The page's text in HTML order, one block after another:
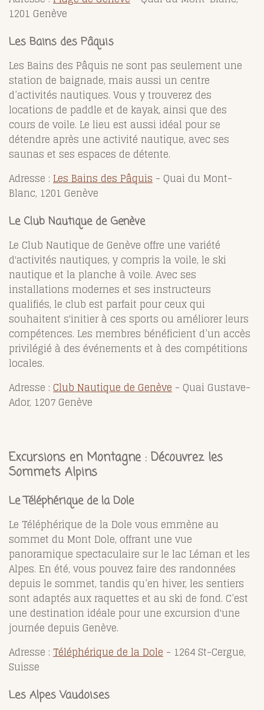
1201 Genève
Les Bains des Pâquis
Les Bains des Pâquis ne sont pas seulement une
station de baignade, mais aussi un centre
d’activités nautiques. Vous y trouverez des
locations de paddle et de kayak, ainsi que des
cours de voile. Le lieu est aussi idéal pour se
détendre après une activité nautique, avec ses
saunas et ses espaces de détente.
Adresse : Les Bains des Pâquis - Quai du Mont-
Blanc, 1201 Genève
Le Club Nautique de Genève
Le Club Nautique de Genève offre une variété
d'activités nautiques, y compris la voile, le ski
nautique et la planche à voile. Avec ses
installations modernes et ses instructeurs
qualifiés, le club est parfait pour ceux qui
souhaitent s'initier à ces sports ou améliorer leurs
compétences. Les membres bénéficient d’un accès
privilégié à des événements et à des compétitions
locales.
Adresse : Club Nautique de Genève - Quai Gustave-
Ador, 1207 Genève
Excursions en Montagne : Découvrez les
Sommets Alpins
Le Téléphérique de la Dole
Le Téléphérique de la Dole vous emmène au
sommet du Mont Dole, offrant une vue
panoramique spectaculaire sur le lac Léman et les
Alpes. En été, vous pouvez faire des randonnées
depuis le sommet, tandis qu’en hiver, les sentiers
sont adaptés aux raquettes et au ski de fond. C’est
une destination idéale pour une excursion d'une
journée depuis Genève.
Adresse : Téléphérique de la Dole - 1264 St-Cergue,
Suisse
Les Alpes Vaudoises